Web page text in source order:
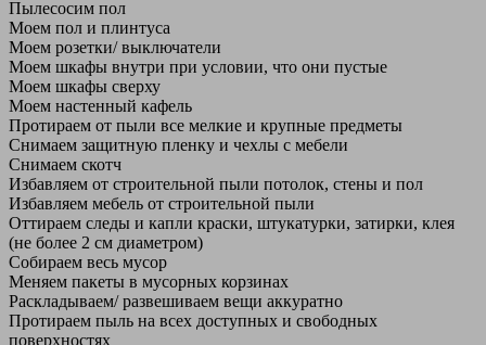
Пылесосим пол
Моем пол и плинтуса
Моем розетки/ выключатели
Моем шкафы внутри при условии, что они пустые
Моем шкафы сверху
Моем настенный кафель
Протираем от пыли все мелкие и крупные предметы
Снимаем защитную пленку и чехлы с мебели
Снимаем скотч
Избавляем от строительной пыли потолок, стены и пол
Избавляем мебель от строительной пыли
Оттираем следы и капли краски, штукатурки, затирки, клея
(не более 2 см диаметром)
Собираем весь мусор
Меняем пакеты в мусорных корзинах
Раскладываем/ развешиваем вещи аккуратно
Протираем пыль на всех доступных и свободных
поверхностях